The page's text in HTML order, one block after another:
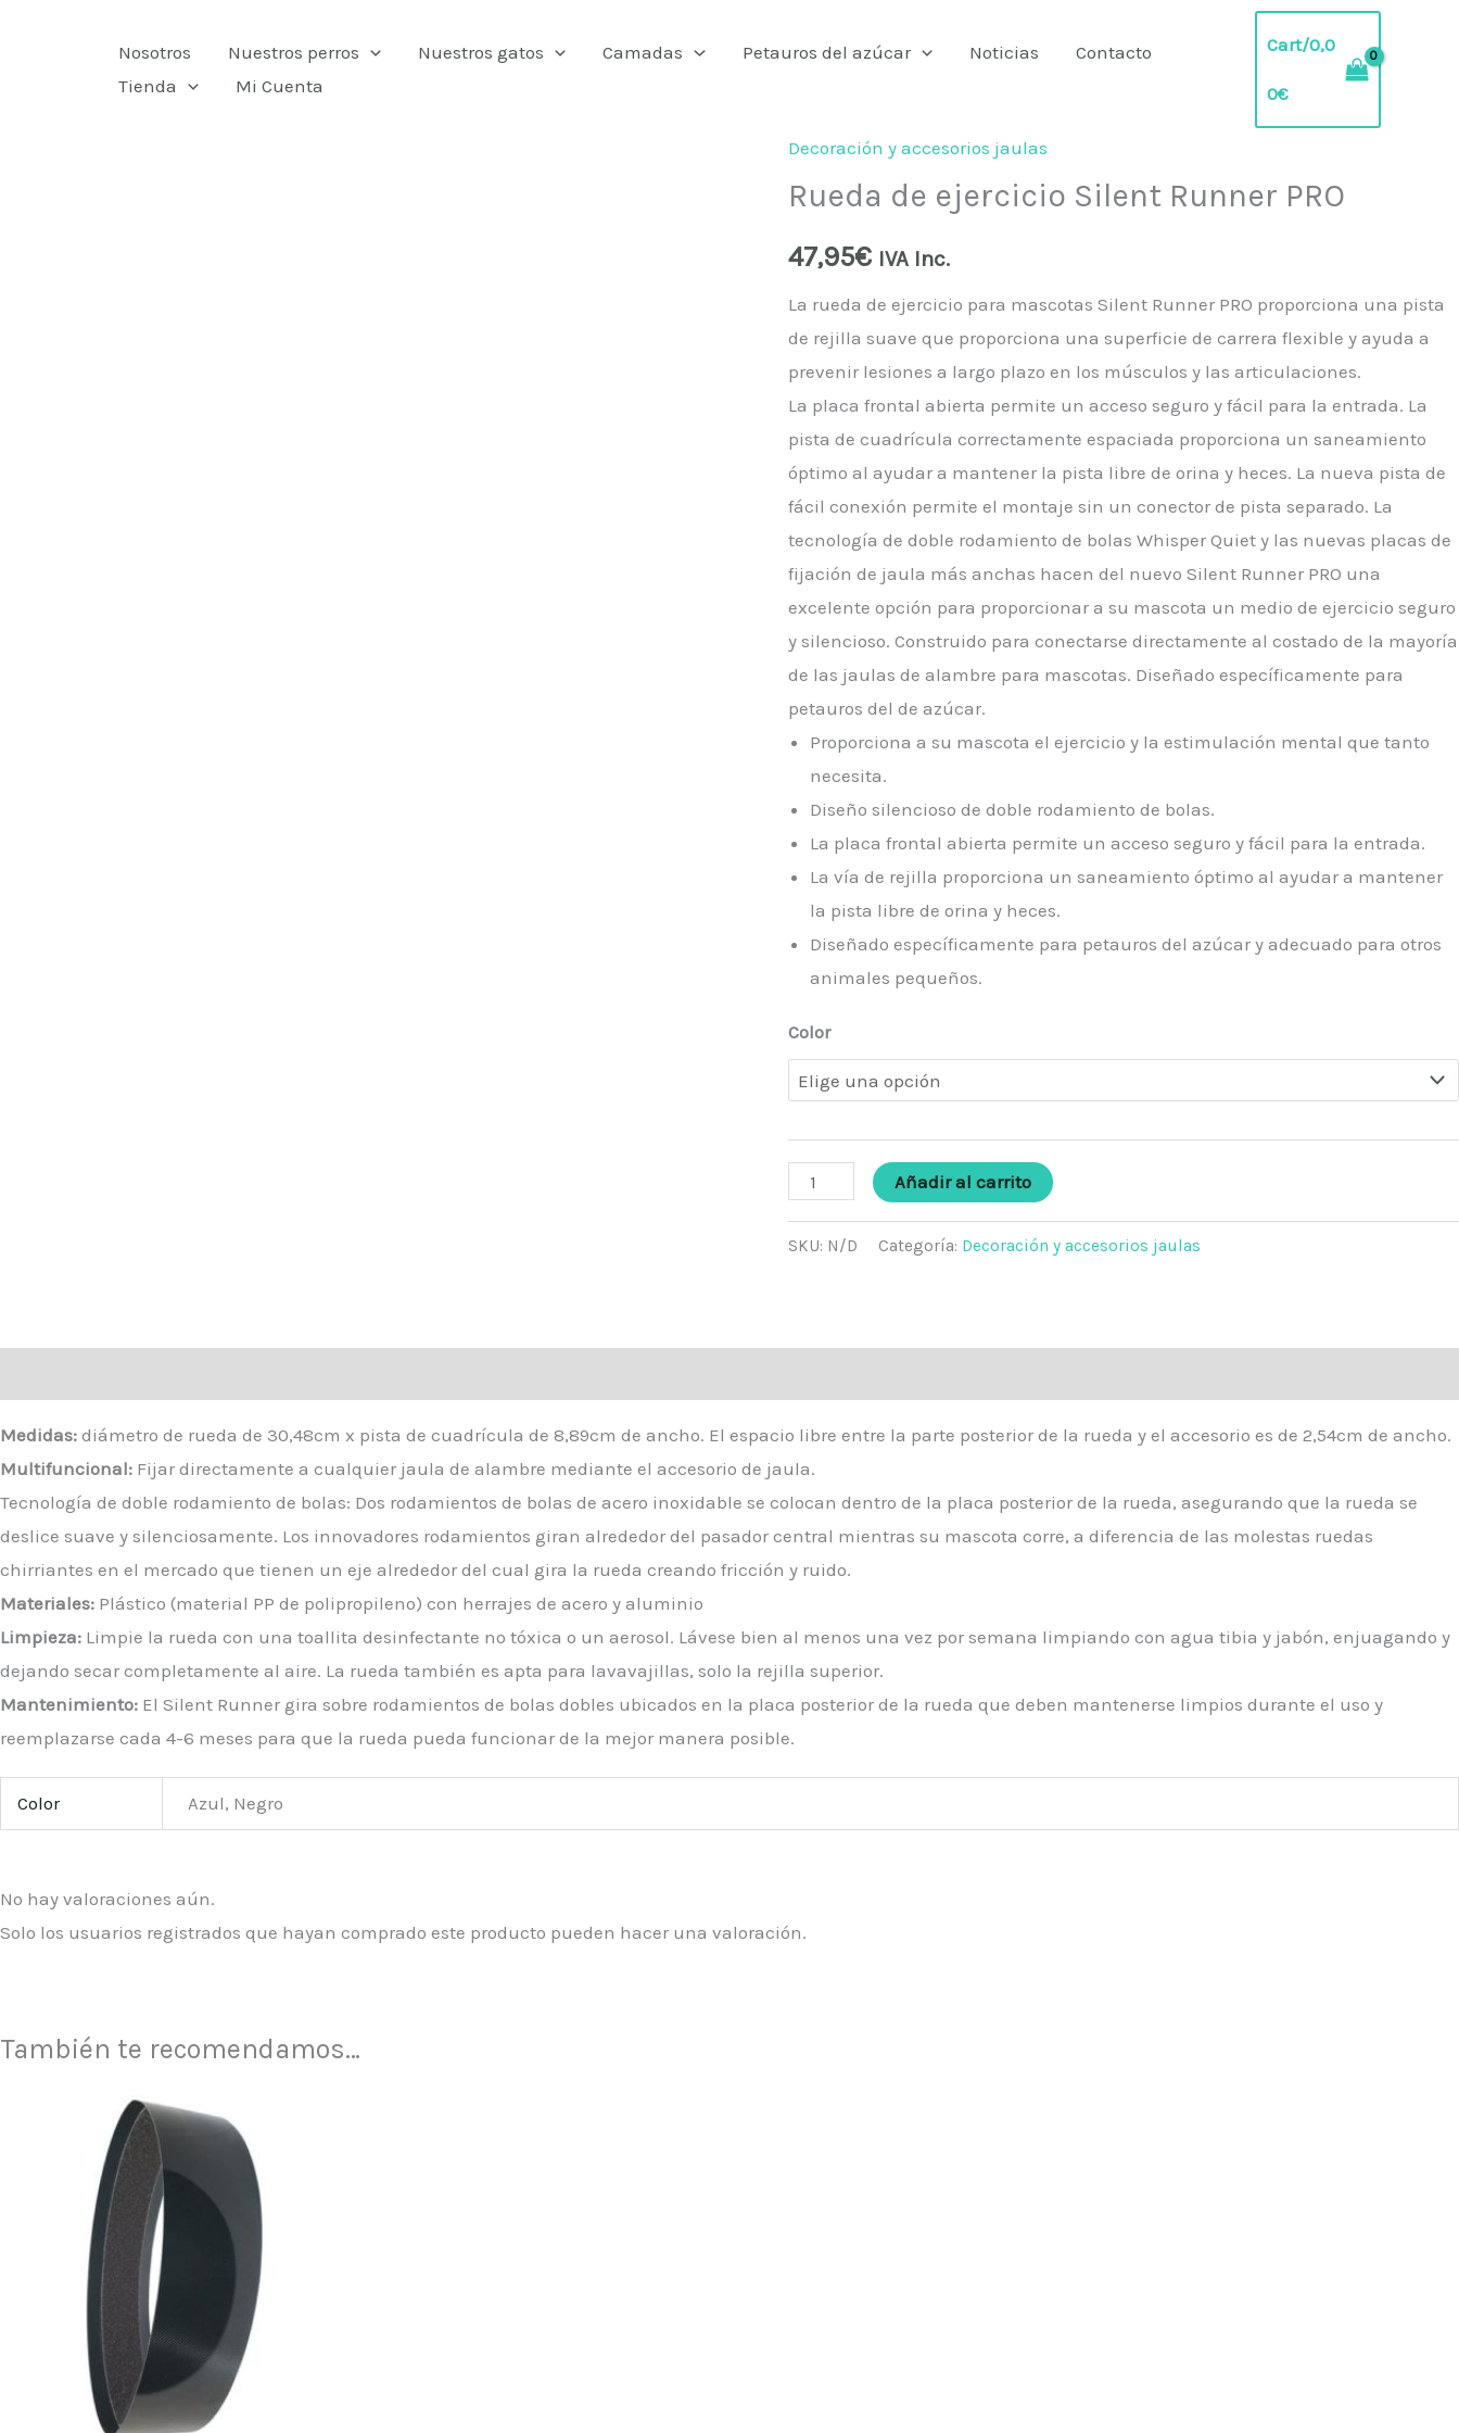
Nosotros Nuestros perros Nuestros gatos Camadas Petauros del azúcar Noticias
Contacto
Tienda
Mi Cuenta
Cart/0,0
0€
Decoración y accesorios jaulas
Rueda de ejercicio Silent Runner PRO
47,95€ IVA Inc.
La rueda de ejercicio para mascotas Silent Runner PRO proporciona una pista
de rejilla suave que proporciona una superficie de carrera flexible y ayuda a
prevenir lesiones a largo plazo en los músculos y las articulaciones.
La placa frontal abierta permite un acceso seguro y fácil para la entrada. La
pista de cuadrícula correctamente espaciada proporciona un saneamiento
óptimo al ayudar a mantener la pista libre de orina y heces. La nueva pista de
fácil conexión permite el montaje sin un conector de pista separado. La
tecnología de doble rodamiento de bolas Whisper Quiet y las nuevas placas de
fijación de jaula más anchas hacen del nuevo Silent Runner PRO una
excelente opción para proporcionar a su mascota un medio de ejercicio seguro
y silencioso. Construido para conectarse directamente al costado de la mayoría
de las jaulas de alambre para mascotas. Diseñado específicamente para
petauros del de azúcar.
Proporciona a su mascota el ejercicio y la estimulación mental que tanto
necesita.
Diseño silencioso de doble rodamiento de bolas.
La placa frontal abierta permite un acceso seguro y fácil para la entrada.
La vía de rejilla proporciona un saneamiento óptimo al ayudar a mantener
la pista libre de orina y heces.
Diseñado específicamente para petauros del azúcar y adecuado para otros
animales pequeños.
Color
Rueda
de
Silent
cantidad
Añadir al carrito
SKU: N/D Categoría: Decoración y accesorios jaulas
Medidas: diámetro de rueda de 30,48cm x pista de cuadrícula de 8,89cm de ancho. El espacio libre entre la parte posterior de la rueda y el accesorio es de 2,54cm de ancho.
Multifuncional: Fijar directamente a cualquier jaula de alambre mediante el accesorio de jaula.
Tecnología de doble rodamiento de bolas: Dos rodamientos de bolas de acero inoxidable se colocan dentro de la placa posterior de la rueda, asegurando que la rueda se
deslice suave y silenciosamente. Los innovadores rodamientos giran alrededor del pasador central mientras su mascota corre, a diferencia de las molestas ruedas
chirriantes en el mercado que tienen un eje alrededor del cual gira la rueda creando fricción y ruido.
Materiales: Plástico (material PP de polipropileno) con herrajes de acero y aluminio
Limpieza: Limpie la rueda con una toallita desinfectante no tóxica o un aerosol. Lávese bien al menos una vez por semana limpiando con agua tibia y jabón, enjuagando y
dejando secar completamente al aire. La rueda también es apta para lavavajillas, solo la rejilla superior.
Mantenimiento: El Silent Runner gira sobre rodamientos de bolas dobles ubicados en la placa posterior de la rueda que deben mantenerse limpios durante el uso y
reemplazarse cada 4-6 meses para que la rueda pueda funcionar de la mejor manera posible.
Color Azul, Negro
No hay valoraciones aún.
Solo los usuarios registrados que hayan comprado este producto pueden hacer una valoración.
También te recomendamos…